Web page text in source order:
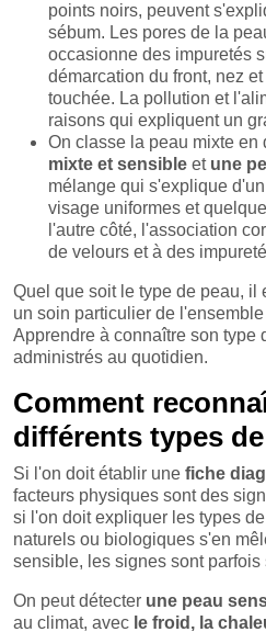
points noirs, peuvent
sébum. Les pores de la
occasionne des impuretés
démarcation du front, nez
touchée. La pollution et
raisons qui expliquent un
On classe la peau mixte en
mixte et sensible et une
mélange qui s'explique
visage uniformes et
l'autre côté, l'association
de velours et à des
Quel que soit le type de peau, il
un soin particulier de
Apprendre à connaître son type
administrés au quotidien.
Comment
différents types
Si l'on doit établir une fiche
facteurs physiques sont des
si l'on doit expliquer les types
naturels ou biologiques s'en
sensible, les signes sont parfois
On peut détecter une peau
au climat, avec le froid, la